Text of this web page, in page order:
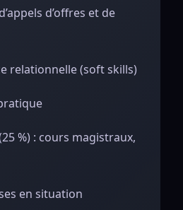
d’offres et de
relationnelle (soft skills)
%) : cours magistraux,
en situation